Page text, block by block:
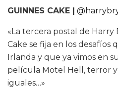
GUINNES CAKE |
«La tercera postal de
Cake se fija en los desafíos
Irlanda y que ya vimos en
película Motel Hell, terror
iguales…»